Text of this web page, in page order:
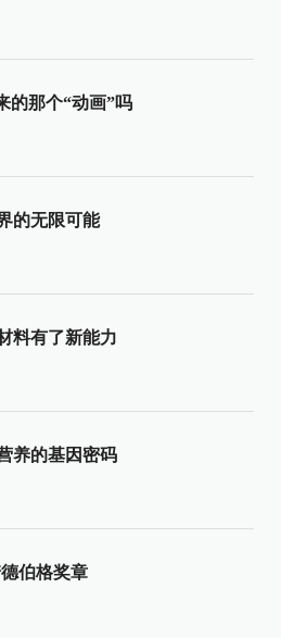
的那个“动画”吗
的无限可能
料有了新能力
养的基因密码
伯格奖章